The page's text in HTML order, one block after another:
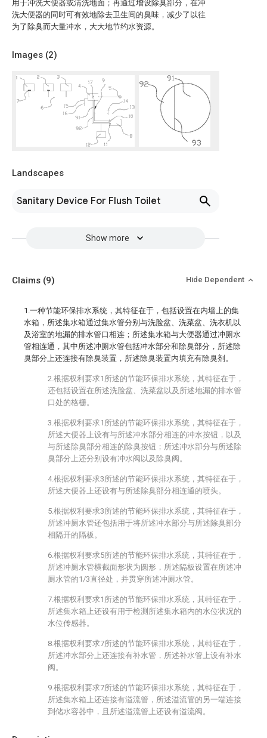
用于冲洗大便器或清洗地面；再通过增设除臭部分，在冲
洗大便器的同时可有效地除去卫生间的臭味，减少了以往
为了除臭而大量冲水，大大地节约水资源。
Images (2)
Landscapes
Sanitary Device For Flush Toilet
Show more
Claims (9) Hide Dependent
1.一种节能环保排水系统，其特征在于，包括设置在内墙上的集
水箱，所述集水箱通过集水管分别与洗脸盆、洗菜盆、洗衣机以
及浴室的地漏的排水管口相连；所述集水箱与大便器通过冲厕水
管相连通，其中所述冲厕水管包括冲水部分和除臭部分，所述除
臭部分上还连接有除臭装置，所述除臭装置内填充有除臭剂。
2.根据权利要求1所述的节能环保排水系统，其特征在于，
还包括设置在所述洗脸盆、洗菜盆以及所述地漏的排水管
口处的格栅。
3.根据权利要求1所述的节能环保排水系统，其特征在于，
所述大便器上设有与所述冲水部分相连的冲水按钮，以及
与所述除臭部分相连的除臭按钮；所述冲水部分与所述除
臭部分上还分别设有冲水阀以及除臭阀。
4.根据权利要求3所述的节能环保排水系统，其特征在于，
所述大便器上还设有与所述除臭部分相连通的喷头。
5.根据权利要求3所述的节能环保排水系统，其特征在于，
所述冲厕水管还包括用于将所述冲水部分与所述除臭部分
相隔开的隔板。
6.根据权利要求5所述的节能环保排水系统，其特征在于，
所述冲厕水管横截面形状为圆形，所述隔板设置在所述冲
厕水管的1/3直径处，并贯穿所述冲厕水管。
7.根据权利要求1所述的节能环保排水系统，其特征在于，
所述集水箱上还设有用于检测所述集水箱内的水位状况的
水位传感器。
8.根据权利要求7所述的节能环保排水系统，其特征在于，
所述冲水部分上还连接有补水管，所述补水管上设有补水
阀。
9.根据权利要求7所述的节能环保排水系统，其特征在于，
所述集水箱上还连接有溢流管，所述溢流管的另一端连接
到储水容器中，且所述溢流管上还设有溢流阀。